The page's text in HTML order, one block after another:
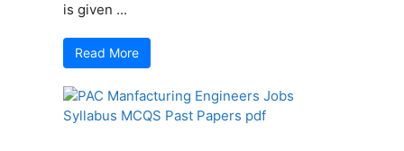
is given ...
Read More